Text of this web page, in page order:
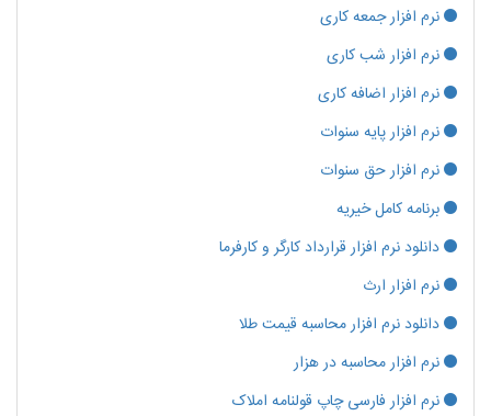
نرم افزار جمعه کاری
نرم افزار شب کاری
نرم افزار اضافه کاری
نرم افزار پایه سنوات
نرم افزار حق سنوات
برنامه کامل خیریه
دانلود نرم افزار قرارداد کارگر و کارفرما
نرم افزار ارث
دانلود نرم افزار محاسبه قیمت طلا
نرم افزار محاسبه در هزار
نرم افزار فارسی چاپ قولنامه املاک